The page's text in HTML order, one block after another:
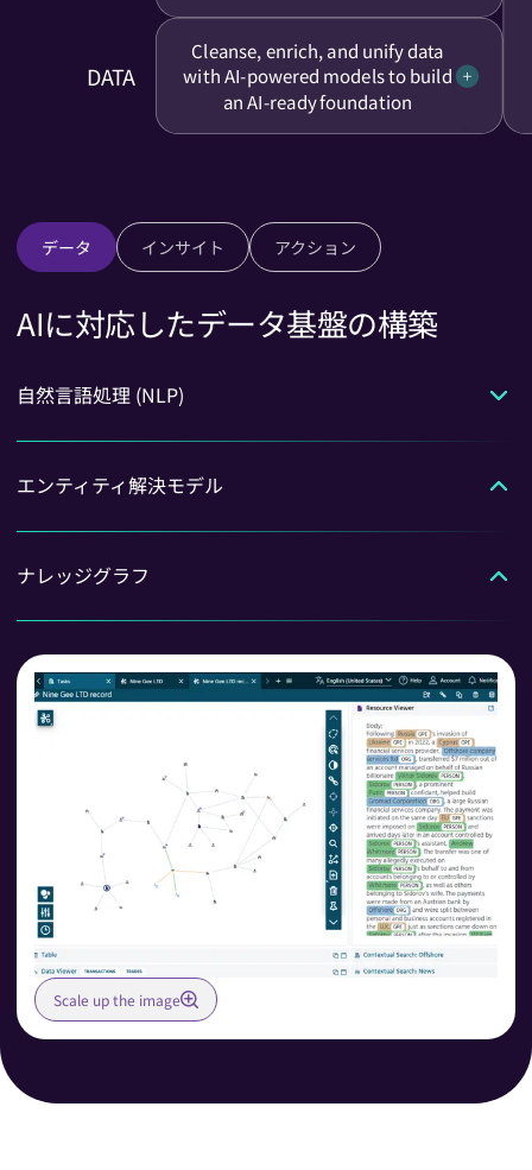
DATA
Cleanse, enrich, and unify data
with AI-powered models to build
an AI-ready foundation
Closed
データ インサイト アクション
AIに対応したデータ基盤の構築
自然言語処理 (NLP)
SAR、内部報告書、メディアコンテンツ、事件メモなどの非構造化
エンティティ解決モデル
ソースやシステム間で断片的で一貫性のないデータをマッチングお
ます。
ナレッジグラフ
エンティティ、取引、イベントを分析・視覚化できるグラフに変換
Scale up the image